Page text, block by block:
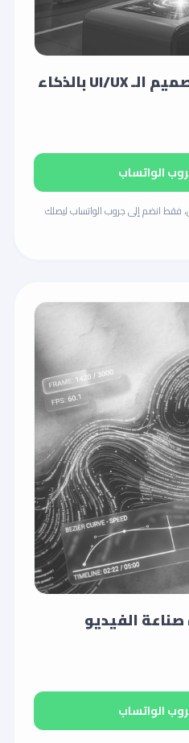
القفزة الكبرى في تصميم الـ UI/UX بالذكاء
الواتساب
فقط انضم إلى جروب الواتساب ليصلك
الفيديو
الواتساب